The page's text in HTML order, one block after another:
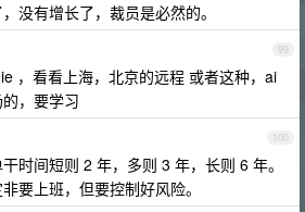
没有增长了，裁员是必然的。
99
，看看上海，北京的远程 或者这种，ai
，要学习
100
时间短则 2 年，多则 3 年，长则 6 年。
要上班，但要控制好风险。